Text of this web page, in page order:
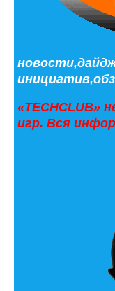
«TECHCLUB»
игр. Вся